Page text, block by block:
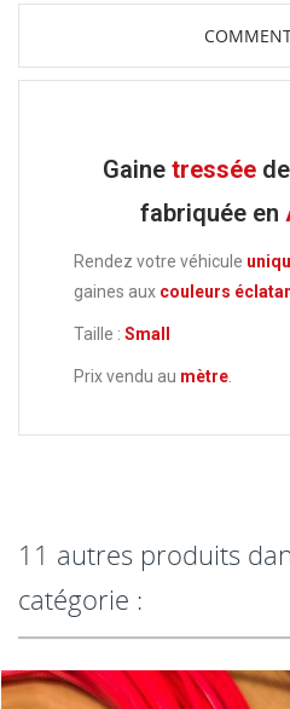
Gaine tressée
fabriquée en
Rendez votre véhicule
gaines aux couleurs
Taille : Small
Prix vendu au mètre
11 autres produits
catégorie :